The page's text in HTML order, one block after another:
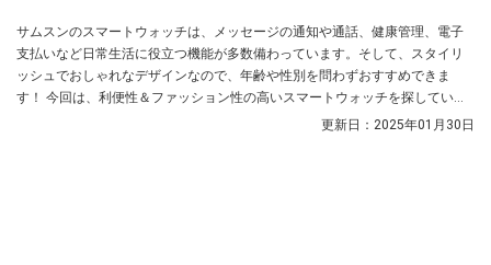
サムスンのスマートウォッチは、メッセージの通知や通話、健康管理、電子
支払いなど日常生活に役立つ機能が多数備わっています。そして、スタイリ
ッシュでおしゃれなデザインなので、年齢や性別を問わずおすすめできま
す！ 今回は、利便性＆ファッション性の高いスマートウォッチを探している
人に向けて、Galaxyのスマートウォッチを厳選しました。特徴やApple Watch
更新日： 2025年01月30日